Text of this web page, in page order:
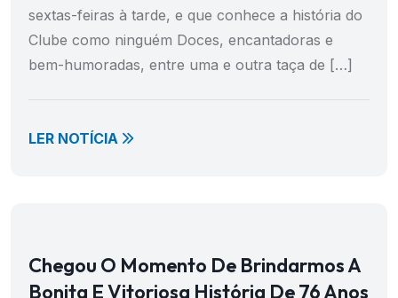
sextas-feiras à tarde, e que conhece a história do
Clube como ninguém Doces, encantadoras e
bem-humoradas, entre uma e outra taça de […]
LER NOTÍCIA
Chegou O Momento De Brindarmos A
Bonita E Vitoriosa História De 76 Anos